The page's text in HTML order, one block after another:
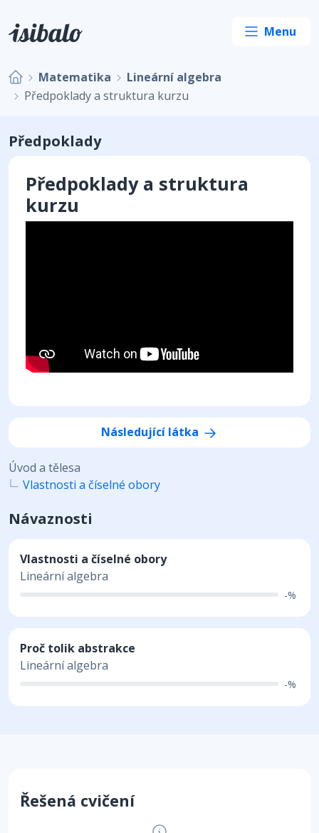
Matematika
Lineární algebra
Předpoklady a struktura kurzu
Předpoklady
Předpoklady a struktura
kurzu
Následující látka
Úvod a tělesa
Vlastnosti a číselné obory
Návaznosti
Vlastnosti a číselné obory
Lineární algebra
-%
Proč tolik abstrakce
Lineární algebra
-%
Řešená cvičení